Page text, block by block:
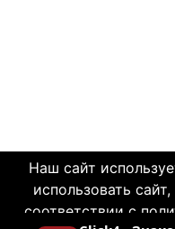
Наш сайт
использовать
соответствии с